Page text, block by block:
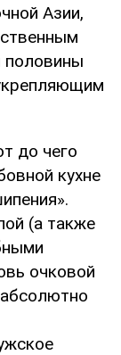
Азии,
половины
до чего
кухне
(а также
очковой